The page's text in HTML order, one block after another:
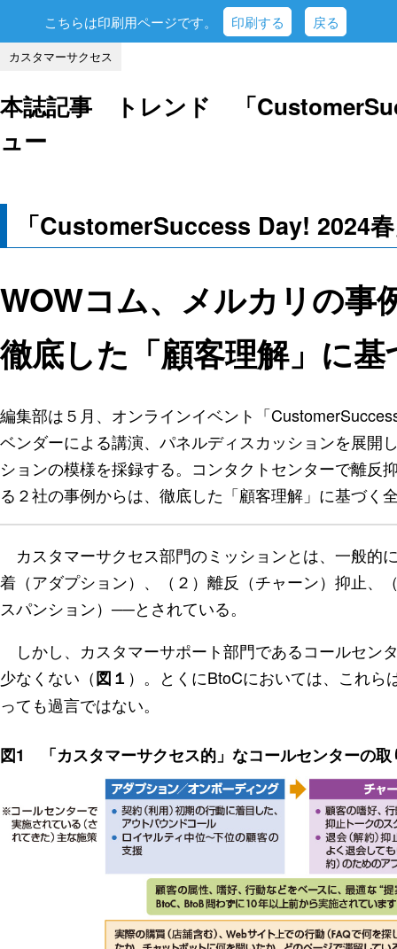
こちらは印刷用ページです。 印刷する 戻る
カスタマーサクセス
本誌記事 トレンド 「
ュー
「CustomerSuccess Day! 2024
WOWコム、メルカリの事
徹底した「顧客理解」に
編集部は５月、オンラインイベント「
ベンダーによる講演、パネルディスカッションを展開
ションの模様を採録する。コンタクトセンターで離反
る２社の事例からは、徹底した「顧客理解」に基づく
カスタマーサクセス部門のミッションとは、一般的
着（アダプション）、（２）離反（チャーン）抑止、
スパンション）──とされている。
しかし、カスタマーサポート部門であるコールセン
少なくない（図１ ）。とくにBtoCにおいては、これ
っても過言ではない。
図1 「カスタマーサクセス的」なコールセンターの取